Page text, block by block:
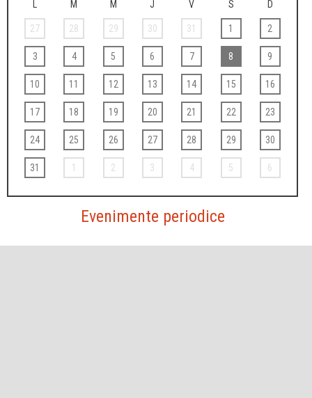
L M M J V S D
27 28 29 30 31 1 2
3 4 5 6 7 8 9
10 11 12 13 14 15 16
17 18 19 20 21 22 23
24 25 26 27 28 29 30
31 1 2 3 4 5 6
Evenimente periodice